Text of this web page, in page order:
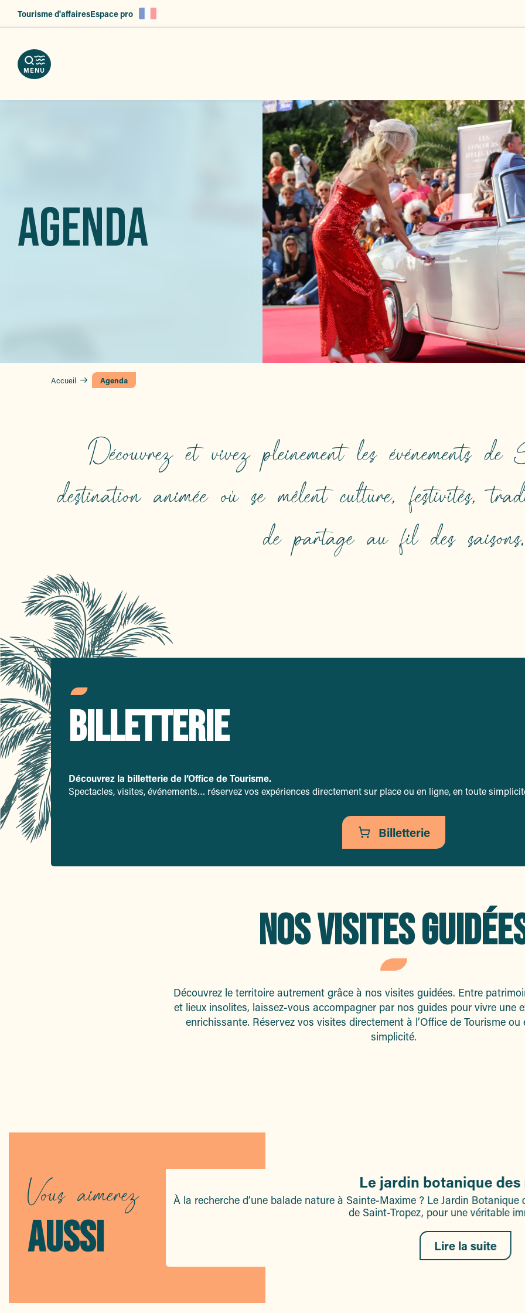
principal
Tourisme d'affairesEspace pro
MENU
AGENDA
Accueil Agenda
Découvrez et vivez pleinement les événements
destination animée où se mêlent culture, festivités,
de partage au fil des saisons.
TOP ÉVÉNEMENTS
de nos événements incontournables.
Lire la suite
BILLETTERIE
Découvrez la billetterie de l’Office de Tourisme.
Spectacles, visites, événements… réservez vos expériences directement sur place ou en ligne, en toute
Billetterie
NOS VISITES
Découvrez le territoire autrement grâce à nos visites guidées. Entre
et lieux insolites, laissez-vous accompagner par nos guides pour vivre une
enrichissante. Réservez vos visites directement à l’Office de Tourisme
simplicité.
Vous aimerez
AUSSI
Le jardin botanique
À la recherche d’une balade nature à Sainte-Maxime ? Le Jardin
de Saint-Tropez, pour une véritable
Lire la suite